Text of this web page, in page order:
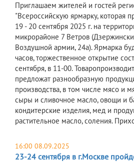
Приглашаем жителей и гостей
"Всероссийскую ярмарку, которая
19 - 20 сентября 2025 г. на
микрорайоне 7 Ветров
Воздушной армии, 24а). Ярмарка
часов, торжественное открытие
сентября, в 11-00.
предложат разнообразную
производства, в том числе мясо и
сыры и сливочное масло, овощи и
кондитерские изделия, мед и
растительное масло, соления.
16:00 08.09.2025
23-24 сентября в г.Москве